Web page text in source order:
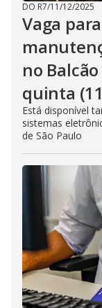
DO R7/11/12/2025
Vaga
no
quinta
Está disponível
sistemas
de São Paulo